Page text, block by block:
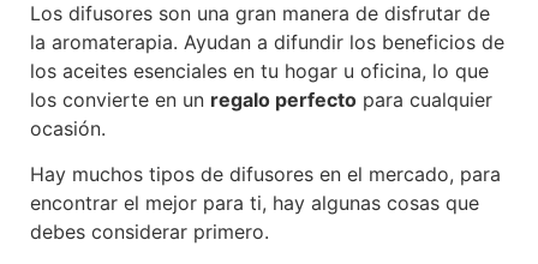
Los difusores son una gran manera de disfrutar de
la aromaterapia. Ayudan a difundir los beneficios de
los aceites esenciales en tu hogar u oficina, lo que
los convierte en un regalo perfecto para cualquier
ocasión.
Hay muchos tipos de difusores en el mercado, para
encontrar el mejor para ti, hay algunas cosas que
debes considerar primero.